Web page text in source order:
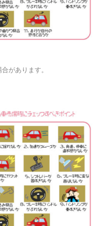
があります。